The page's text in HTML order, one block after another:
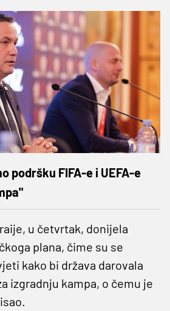
podršku FIFA-e i UEFA-e
u četvrtak, donijela
plana, čime su se
kako bi država darovala
izgradnju kampa, o čemu je